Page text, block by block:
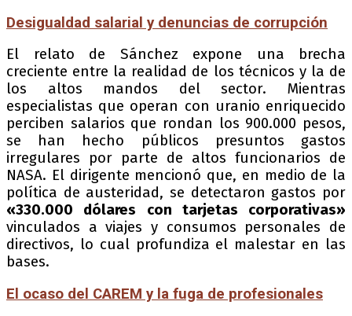
Desigualdad salarial y denuncias de corrupción
El relato de Sánchez expone una brecha
creciente entre la realidad de los técnicos y la de
los altos mandos del sector. Mientras
especialistas que operan con uranio enriquecido
perciben salarios que rondan los 900.000 pesos,
se han hecho públicos presuntos gastos
irregulares por parte de altos funcionarios de
NASA. El dirigente mencionó que, en medio de la
política de austeridad, se detectaron gastos por
«330.000 dólares con tarjetas corporativas»
vinculados a viajes y consumos personales de
directivos, lo cual profundiza el malestar en las
bases.
El ocaso del CAREM y la fuga de profesionales